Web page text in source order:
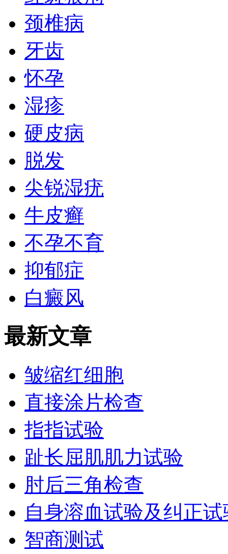
颈椎病
牙齿
怀孕
湿疹
硬皮病
脱发
尖锐湿疣
牛皮癣
不孕不育
抑郁症
白癜风
最新文章
皱缩红细胞
直接涂片检查
指指试验
趾长屈肌肌力试验
肘后三角检查
自身溶血试验及纠正试
智商测试